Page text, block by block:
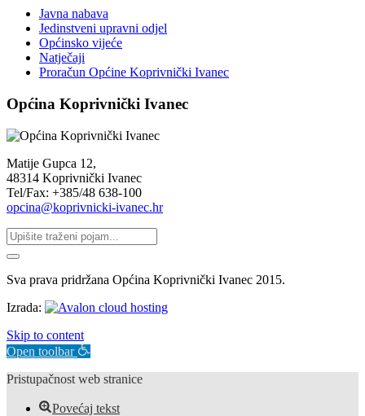
Javna nabava
Jedinstveni upravni odjel
Općinsko vijeće
Natječaji
Proračun Općine Koprivnički Ivanec
Općina Koprivnički Ivanec
Matije Gupca 12,
48314 Koprivnički Ivanec
Tel/Fax: +385/48 638-100
opcina@koprivnicki-ivanec.hr
Sva prava pridržana Općina Koprivnički Ivanec 2015.
Izrada:
Skip to content
Open toolbar
Pristupačnost web stranice
Povećaj tekst